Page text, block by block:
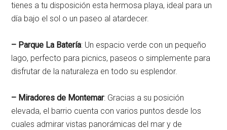
tienes a tu disposición esta hermosa playa, ideal para un
día bajo el sol o un paseo al atardecer.
– Parque La Batería: Un espacio verde con un pequeño
lago, perfecto para picnics, paseos o simplemente para
disfrutar de la naturaleza en todo su esplendor.
– Miradores de Montemar: Gracias a su posición
elevada, el barrio cuenta con varios puntos desde los
cuales admirar vistas panorámicas del mar y de